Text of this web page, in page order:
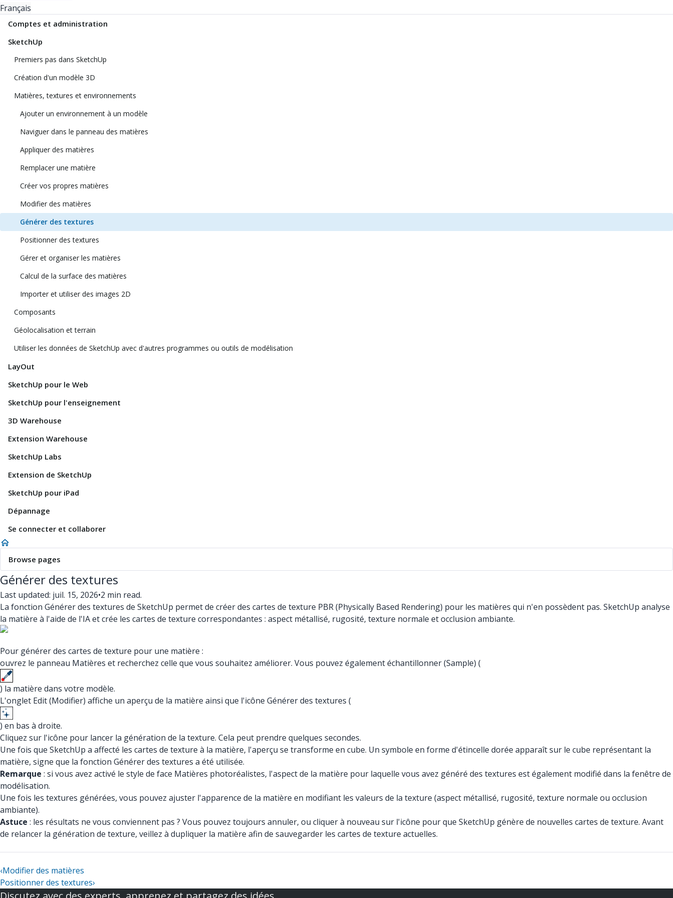
Français
Comptes et administration
SketchUp
Premiers pas dans SketchUp
Création d'un modèle 3D
Matières, textures et environnements
Ajouter un environnement à un modèle
Naviguer dans le panneau des matières
Appliquer des matières
Remplacer une matière
Créer vos propres matières
Modifier des matières
Générer des textures
Positionner des textures
Gérer et organiser les matières
Calcul de la surface des matières
Importer et utiliser des images 2D
Composants
Géolocalisation et terrain
Utiliser les données de SketchUp avec d'autres programmes ou outils de modélisation
LayOut
SketchUp pour le Web
SketchUp pour l'enseignement
3D Warehouse
Extension Warehouse
SketchUp Labs
Extension de SketchUp
SketchUp pour iPad
Dépannage
Se connecter et collaborer
Browse pages
Générer des textures
Last updated: juil. 15, 2026•2 min read.
La fonction Générer des textures de SketchUp permet de créer des cartes de texture PBR (Physically Based Rendering) pour les matières qui n'en possèdent pas. SketchUp analyse
la matière à l'aide de l'IA et crée les cartes de texture correspondantes : aspect métallisé, rugosité, texture normale et occlusion ambiante.
Pour générer des cartes de texture pour une matière :
ouvrez le panneau Matières et recherchez celle que vous souhaitez améliorer. Vous pouvez également échantillonner (Sample) (
) la matière dans votre modèle.
L'onglet Edit (Modifier) affiche un aperçu de la matière ainsi que l'icône Générer des textures (
) en bas à droite.
Cliquez sur l'icône pour lancer la génération de la texture. Cela peut prendre quelques secondes.
Une fois que SketchUp a affecté les cartes de texture à la matière, l'aperçu se transforme en cube. Un symbole en forme d'étincelle dorée apparaît sur le cube représentant la
matière, signe que la fonction Générer des textures a été utilisée.
Remarque : si vous avez activé le style de face Matières photoréalistes, l'aspect de la matière pour laquelle vous avez généré des textures est également modifié dans la fenêtre de
modélisation.
Une fois les textures générées, vous pouvez ajuster l'apparence de la matière en modifiant les valeurs de la texture (aspect métallisé, rugosité, texture normale ou occlusion
ambiante).
Astuce : les résultats ne vous conviennent pas ? Vous pouvez toujours annuler, ou cliquer à nouveau sur l'icône pour que SketchUp génère de nouvelles cartes de texture. Avant
de relancer la génération de texture, veillez à dupliquer la matière afin de sauvegarder les cartes de texture actuelles.
‹Modifier des matières
Positionner des textures›